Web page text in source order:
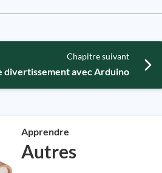
Chapitre suivant
divertissement avec Arduino
Apprendre
Autres